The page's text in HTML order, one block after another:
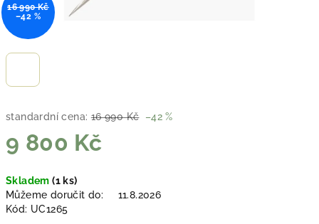
standardní cena: 16 990 Kč –42 %
9 800 Kč
cena:
Skladem(1 ks)
Můžeme doručit do:
11.8.2026
Kód: UC1265
16 990 Kč
–42 %